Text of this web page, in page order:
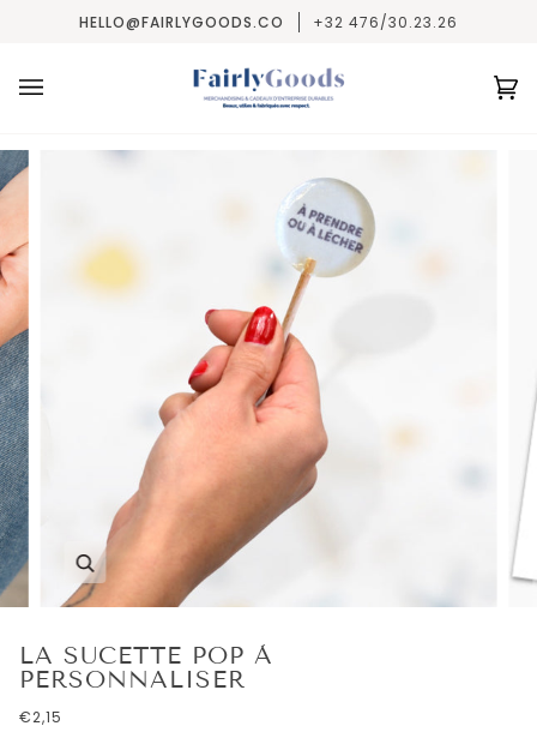
HELLO@FAIRLYGOODS.CO +32 476/30.23.26
Enfocar
LA SUCETTE POP À
PERSONNALISER
€2,15